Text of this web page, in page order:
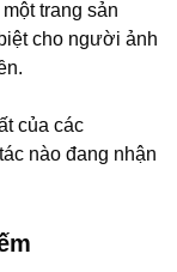
trang sản
cho người ảnh
của các
nào đang nhận